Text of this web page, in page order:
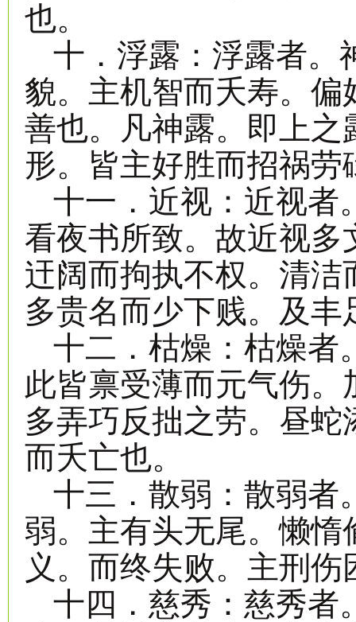
也。
十．浮露：浮露者。
貌。主机智而夭寿。
善也。凡神露。即上
形。皆主好胜而招祸
十一．近视：近视者
看夜书所致。故近视
迀阔而拘执不权。清
多贵名而少下贱。及丰
十二．枯燥：枯燥者
此皆禀受薄而元气伤
多弄巧反拙之劳。昼
而夭亡也。
十三．散弱：散弱者
弱。主有头无尾。懒
义。而终失败。主刑
十四．慈秀：慈秀者